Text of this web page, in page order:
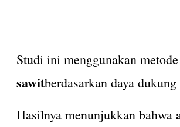
Studi ini menggunakan metode
sawitberdasarkan daya
Hasilnya menunjukkan bahwa